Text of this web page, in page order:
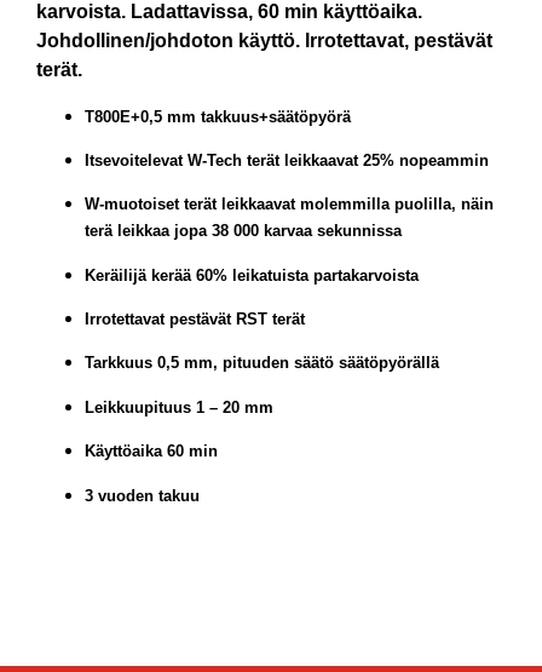
karvoista. Ladattavissa, 60 min käyttöaika.
Johdollinen/johdoton käyttö. Irrotettavat, pestävät
terät.
T800E+0,5 mm takkuus+säätöpyörä
Itsevoitelevat W-Tech terät leikkaavat 25% nopeammin
W-muotoiset terät leikkaavat molemmilla puolilla, näin
terä leikkaa jopa 38 000 karvaa sekunnissa
Keräilijä kerää 60% leikatuista partakarvoista
Irrotettavat pestävät RST terät
Tarkkuus 0,5 mm, pituuden säätö säätöpyörällä
Leikkuupituus 1 – 20 mm
Käyttöaika 60 min
3 vuoden takuu